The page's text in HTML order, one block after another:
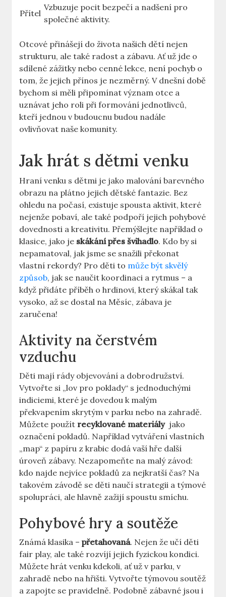
Přítel
Vzbuzuje pocit bezpečí a ​nadšení pro
‌společné‌ aktivity.
Otcové přinášejí do⁤ života našich dětí ‌nejen
strukturu, ale také‍ radost ‍a zábavu. Ať už jde o
sdílené zážitky nebo⁤ cenné lekce, není ​pochyb o
tom,⁢ že jejich přínos je nezměrný.⁣ V dnešní době
bychom‌ si ⁢měli připomínat význam otce a
uznávat jeho roli při formování jednotlivců,
kteří jednou v ‍budoucnu budou nadále
⁤ovlivňovat ⁤naše komunity.
Jak hrát⁣ s⁢ dětmi⁣ venku
Hraní venku s dětmi je jako malování barevného
obrazu na plátno jejich dětské ⁤fantazie.​ Bez
ohledu ​na‍ počasí, existuje spousta aktivit, ​které
⁣nejenže pobaví,⁢ ale také podpoří jejich pohybové
dovednosti a kreativitu. Přemýšlejte například o
klasice, jako je skákání přes švihadlo. Kdo by si ​
nepamatoval, jak jsme se snažili překonat
vlastní rekordy? Pro‍ děti to může být skvělý
způsob, jak se naučit koordinaci a rytmus – a​
když přidáte příběh​ o hrdinovi, který skákal tak
vysoko,‌ až se dostal‍ na Měsíc, zábava⁤ je⁤
zaručena!
Aktivity na čerstvém
vzduchu
Děti⁤ mají rády objevování a dobrodružství.
⁤Vytvořte‍ si ⁣„lov ⁤pro poklady“ s jednoduchými
indiciemi, které ⁤je dovedou‌ k ⁤malým ​
překvapením⁣ skrytým v parku nebo ⁣na zahradě.⁢
Můžete použít recyklované materiály⁣ jako
⁣označení pokladů. Například vytváření vlastních
„map“ z⁣ papíru z krabic⁣ dodá⁤ vaší hře další
úroveň zábavy. Nezapomeňte na malý ‌závod:
kdo najde nejvíce pokladů⁤ za nejkratší čas? Na
takovém závodě ⁢se děti naučí strategii a týmové
spolupráci, ale hlavně zažijí spoustu smíchu.
Pohybové hry a soutěže
Známá klasika –přetahovaná. ⁤Nejen‌ že učí děti
fair⁣ play, ale také rozvíjí ​jejich fyzickou kondici.
Můžete hrát venku kdekoli, ať‌ už v parku, v
zahradě ⁤nebo na hřišti.​ Vytvořte týmovou ​soutěž
a‍ zapojte se pravidelně. Podobně zábavné jsou i